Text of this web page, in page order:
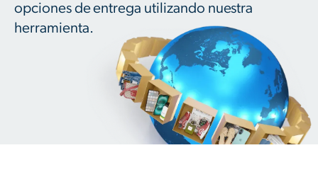
opciones de entrega utilizando nuestra
herramienta.